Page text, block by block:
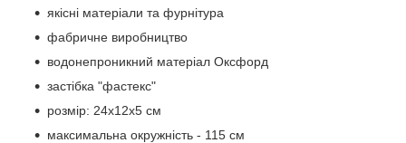
якісні матеріали та фурнітура
фабричне виробництво
водонепроникний матеріал Оксфорд
застібка "фастекс"
розмір: 24х12х5 см
максимальна окружність - 115 см